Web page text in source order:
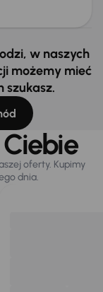
w naszych
możemy mieć
szukasz.
oferty. Kupimy
dnia.